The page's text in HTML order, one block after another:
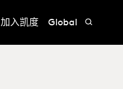
加入凯度 Global